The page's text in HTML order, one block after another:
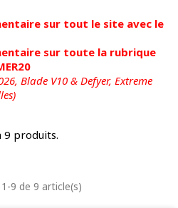
sur tout le site avec le
sur toute la rubrique
Blade V10 & Defyer, Extreme
9 produits.
9 de 9 article(s)